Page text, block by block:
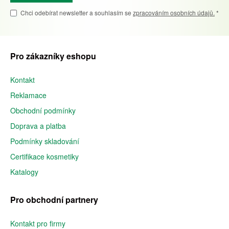
Chci odebírat newsletter a souhlasím se zpracováním osobních údajů. *
Pro zákazníky eshopu
Kontakt
Reklamace
Obchodní podmínky
Doprava a platba
Podmínky skladování
Certifikace kosmetiky
Katalogy
Pro obchodní partnery
Kontakt pro firmy